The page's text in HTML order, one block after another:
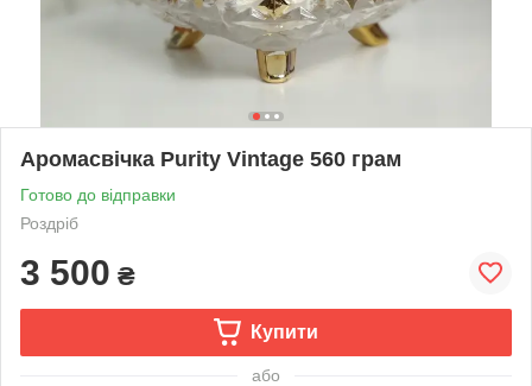
Аромасвічка Purity Vintage 560 грам
Готово до відправки
Роздріб
3 500 ₴
Купити
або